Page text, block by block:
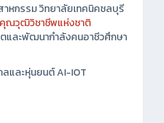
กรรม วิทยาลัยเทคนิคชลบุรี
ณวุฒิวิชาชีพแห่งชาติ
และพัฒนากำลังคนอาชีวศึกษา
และหุ่นยนต์ AI-IOT